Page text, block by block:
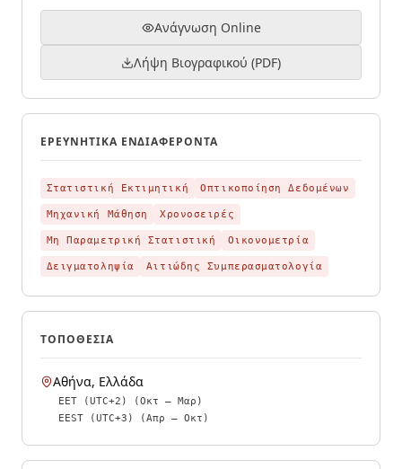
Ανάγνωση Online
Λήψη Βιογραφικού (PDF)
ΕΡΕΥΝΗΤΙΚΆ ΕΝΔΙΑΦΈΡΟΝΤΑ
Στατιστική Εκτιμητική Οπτικοποίηση Δεδομένων
Μηχανική Μάθηση Χρονοσειρές
Μη Παραμετρική Στατιστική Οικονομετρία
Δειγματοληψία Αιτιώδης Συμπερασματολογία
ΤΟΠΟΘΕΣΊΑ
Αθήνα, Ελλάδα
EET (UTC+2)
(Οκτ – Μαρ)
EEST (UTC+3)
(Απρ – Οκτ)